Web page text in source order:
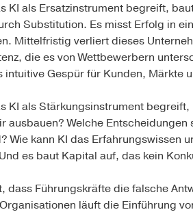
KI als Ersatzinstrument begreift,
Substitution. Es misst Erfolg in
Mittelfristig verliert dieses
die es von Wettbewerbern
intuitive Gespür für Kunden, Märkte
KI als Stärkungsinstrument
ausbauen? Welche
Wie kann KI das Erfahrungswissen
es baut Kapital auf, das kein
dass Führungskräfte die falsche
läuft die Einführung